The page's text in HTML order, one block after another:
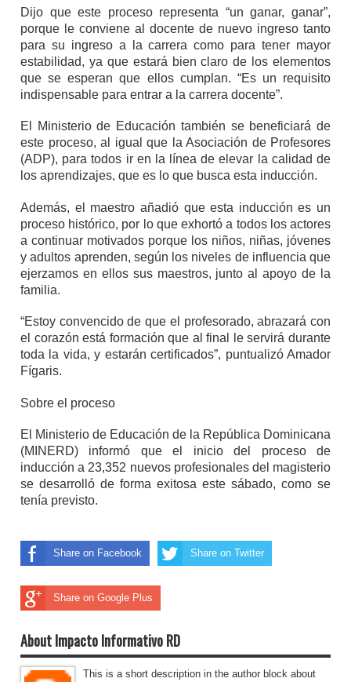
Dijo que este proceso representa “un ganar, ganar”,
porque le conviene al docente de nuevo ingreso tanto
para su ingreso a la carrera como para tener mayor
estabilidad, ya que estará bien claro de los elementos
que se esperan que ellos cumplan. “Es un requisito
indispensable para entrar a la carrera docente”.
El Ministerio de Educación también se beneficiará de
este proceso, al igual que la Asociación de Profesores
(ADP), para todos ir en la línea de elevar la calidad de
los aprendizajes, que es lo que busca esta inducción.
Además, el maestro añadió que esta inducción es un
proceso histórico, por lo que exhortó a todos los actores
a continuar motivados porque los niños, niñas, jóvenes
y adultos aprenden, según los niveles de influencia que
ejerzamos en ellos sus maestros, junto al apoyo de la
familia.
“Estoy convencido de que el profesorado, abrazará con
el corazón está formación que al final le servirá durante
toda la vida, y estarán certificados”, puntualizó Amador
Fígaris.
Sobre el proceso
El Ministerio de Educación de la República Dominicana
(MINERD) informó que el inicio del proceso de
inducción a 23,352 nuevos profesionales del magisterio
se desarrolló de forma exitosa este sábado, como se
tenía previsto.
Share on Facebook Share on Twitter
Share on Google Plus
About Impacto Informativo RD
This is a short description in the author block about